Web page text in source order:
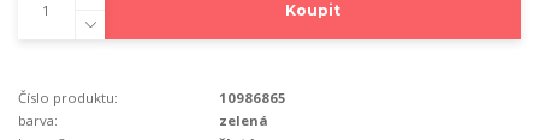
Koupit
Číslo produktu:
10986865
barva:
zelená